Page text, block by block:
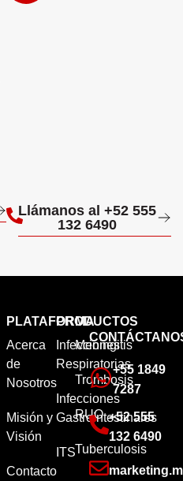
Llámanos al +52 555
132 6490
PLATAFORMA
Acerca
de
Nosotros
Misión y
Visión
Contacto
PRODUCTOS
Infecciones
Respiratorias
Infecciones
Gastrointestinales
ITS
Meningitis
Trombosis
RUO
Tuberculosis
+55 1849
7287
+52 555
132 6490